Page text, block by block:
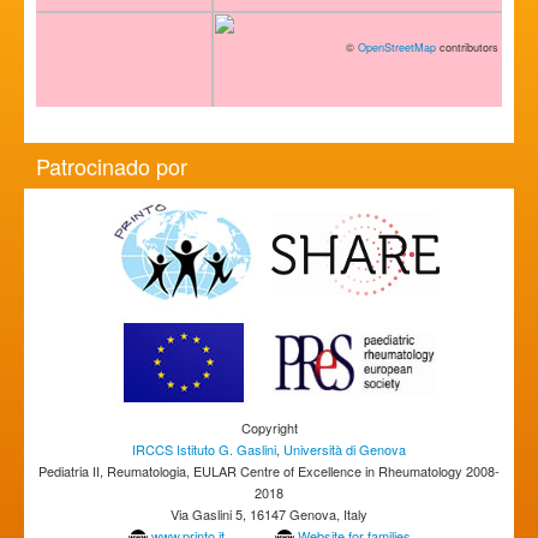
© OpenStreetMap contributors
Patrocinado por
Copyright
IRCCS Istituto G. Gaslini, Università di Genova
Pediatria II, Reumatologia, EULAR Centre of Excellence in Rheumatology 2008-
2018
Via Gaslini 5, 16147 Genova, Italy